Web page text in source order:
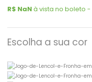
R$ NaNà vista no boleto -
Escolha a sua cor